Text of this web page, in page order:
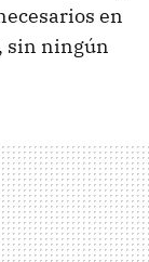
en
sin ningún